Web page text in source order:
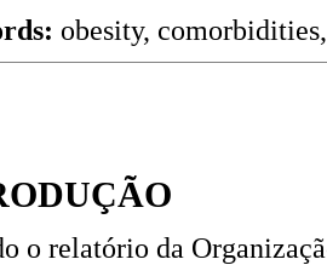
obesity,
o relatório da